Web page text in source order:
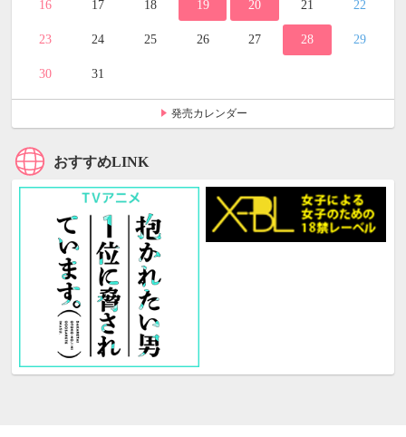
16 17 18 19 20 21 22
23 24 25 26 27 28 29
30 31
発売カレンダー
おすすめLINK